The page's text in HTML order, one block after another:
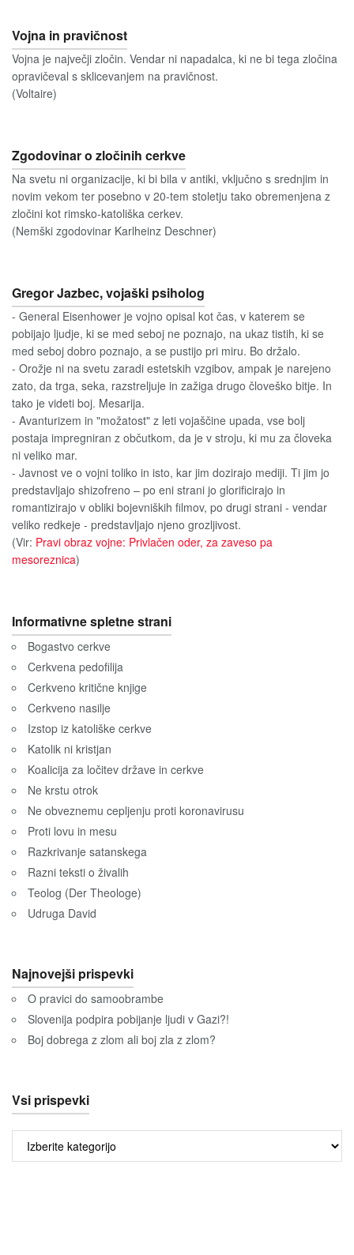
Vojna in pravičnost
Vojna je največji zločin. Vendar ni napadalca, ki ne bi tega zločina
opravičeval s sklicevanjem na pravičnost.
(Voltaire)
Zgodovinar o zločinih cerkve
Na svetu ni organizacije, ki bi bila v antiki, vključno s srednjim in
novim vekom ter posebno v 20-tem stoletju tako obremenjena z
zločini kot rimsko-katoliška cerkev.
(Nemški zgodovinar Karlheinz Deschner)
Gregor Jazbec, vojaški psiholog
- General Eisenhower je vojno opisal kot čas, v katerem se
pobijajo ljudje, ki se med seboj ne poznajo, na ukaz tistih, ki se
med seboj dobro poznajo, a se pustijo pri miru. Bo držalo.
- Orožje ni na svetu zaradi estetskih vzgibov, ampak je narejeno
zato, da trga, seka, razstreljuje in zažiga drugo človeško bitje. In
tako je videti boj. Mesarija.
- Avanturizem in "možatost" z leti vojaščine upada, vse bolj
postaja impregniran z občutkom, da je v stroju, ki mu za človeka
ni veliko mar.
- Javnost ve o vojni toliko in isto, kar jim dozirajo mediji. Ti jim jo
predstavljajo shizofreno – po eni strani jo glorificirajo in
romantizirajo v obliki bojevniških filmov, po drugi strani - vendar
veliko redkeje - predstavljajo njeno grozljivost.
(Vir: Pravi obraz vojne: Privlačen oder, za zaveso pa
mesoreznica)
Informativne spletne strani
Bogastvo cerkve
Cerkvena pedofilija
Cerkveno kritične knjige
Cerkveno nasilje
Izstop iz katoliške cerkve
Katolik ni kristjan
Koalicija za ločitev države in cerkve
Ne krstu otrok
Ne obveznemu cepljenju proti koronavirusu
Proti lovu in mesu
Razkrivanje satanskega
Razni teksti o živalih
Teolog (Der Theologe)
Udruga David
Najnovejši prispevki
O pravici do samoobrambe
Slovenija podpira pobijanje ljudi v Gazi?!
Boj dobrega z zlom ali boj zla z zlom?
Vsi prispevki
prispevki